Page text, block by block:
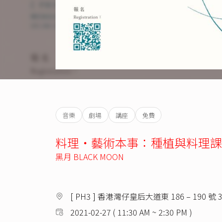
音樂 劇場 講座 免費
料理・藝術本事：種植與料理課
黑月 BLACK MOON
[ PH3 ] 香港灣仔皇后大道東 186 – 190 號
2021-02-27 ( 11:30 AM ~ 2:30 PM )